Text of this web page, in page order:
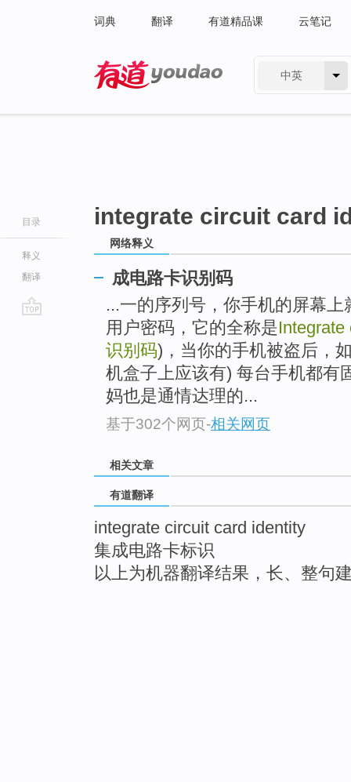
词典 翻译 有道精品课 云笔记
中英
目录
释义
翻译
integrate circuit card
网络释义
成电路卡识别码
...一的序列号，你手机的屏幕
用户密码，它的全称是
识别码)，当你的手机被盗后，
机盒子上应该有) 每台手机都有
妈也是通情达理的...
基于302个网页-相关网页
相关文章
有道翻译
integrate circuit card identity
集成电路卡标识
以上为机器翻译结果，长、整句